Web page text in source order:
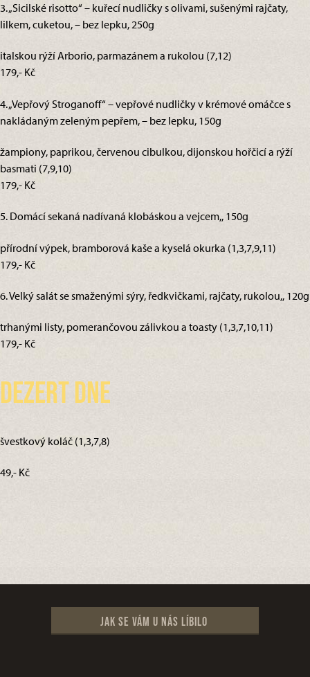
3. „Sicilské risotto“ – kuřecí nudličky s olivami, sušenými rajčaty,
lilkem, cuketou, – bez lepku, 250g
italskou rýží Arborio, parmazánem a rukolou (7,12)
179,- Kč
4. „Vepřový Stroganoff“ – vepřové nudličky v krémové omáčce s
nakládaným zeleným pepřem, – bez lepku, 150g
žampiony, paprikou, červenou cibulkou, dijonskou hořčicí a rýží
basmati (7,9,10)
179,- Kč
5. Domácí sekaná nadívaná klobáskou a vejcem,, 150g
přírodní výpek, bramborová kaše a kyselá okurka (1,3,7,9,11)
179,- Kč
6. Velký salát se smaženými sýry, ředkvičkami, rajčaty, rukolou,, 120g
trhanými listy, pomerančovou zálivkou a toasty (1,3,7,10,11)
179,- Kč
Dezert dne
švestkový koláč (1,3,7,8)
49,- Kč
Jak se vám u nás líbilo